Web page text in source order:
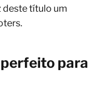
deste título um
para